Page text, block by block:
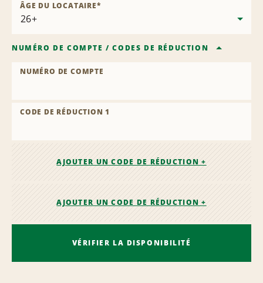
ÂGE DU LOCATAIRE*
NUMÉRO DE COMPTE /CODES DE RÉDUCTION
NUMÉRO DE COMPTE
CODE DE RÉDUCTION 1
AJOUTER UN CODE DE RÉDUCTION +
AJOUTER UN CODE DE RÉDUCTION +
VÉRIFIER LA DISPONIBILITÉ